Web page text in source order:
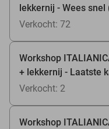
lekkernij - Wees
Verkocht: 72
Workshop
+ lekkernij - Laatste
Verkocht: 2
Workshop